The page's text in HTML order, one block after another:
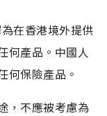
在香港境外提供
何產品。中國人
何保險產品。
，不應被考慮為